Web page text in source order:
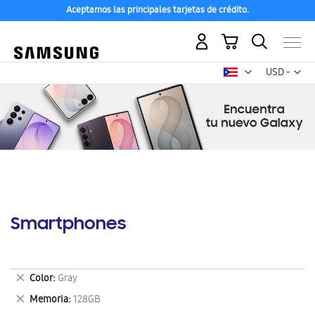
Aceptamos las principales tarjetas de crédito.
USD -
dólar
Mi carrito
Smartphones
Color Gray
Eliminar
este
artículo
Memoria 128GB
Eliminar